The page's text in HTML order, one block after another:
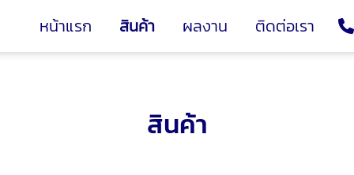
หน้าแรก สินค้า ผลงาน ติดต่อเรา
สินค้า